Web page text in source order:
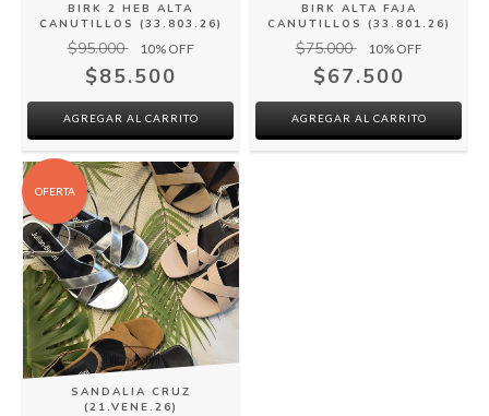
BIRK 2 HEB ALTA
CANUTILLOS (33.803.26)
$95.000 10% OFF
$85.500
AGREGAR AL CARRITO
BIRK ALTA FAJA
CANUTILLOS (33.801.26)
$75.000 10% OFF
$67.500
AGREGAR AL CARRITO
OFERTA
SANDALIA CRUZ
(21.VENE.26)